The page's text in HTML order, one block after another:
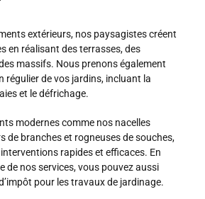
extérieurs, nos paysagistes créent
en réalisant des terrasses, des
massifs. Nous prenons également
régulier de vos jardins, incluant la
et le défrichage.
modernes comme nos nacelles
de branches et rogneuses de souches,
rapides et efficaces. En
de nos services, vous pouvez aussi
pour les travaux de jardinage.